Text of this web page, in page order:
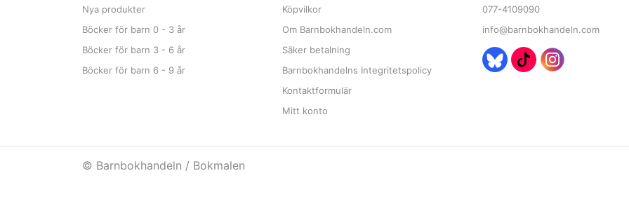
Nya produkter
Böcker för barn 0 - 3 år
Böcker för barn 3 - 6 år
Böcker för barn 6 - 9 år
Köpvilkor
Om Barnbokhandeln.com
Säker betalning
Barnbokhandelns Integritetspolicy
Kontaktformulär
Mitt konto
077-4109090
info@barnbokhandeln.com
© Barnbokhandeln / Bokmalen